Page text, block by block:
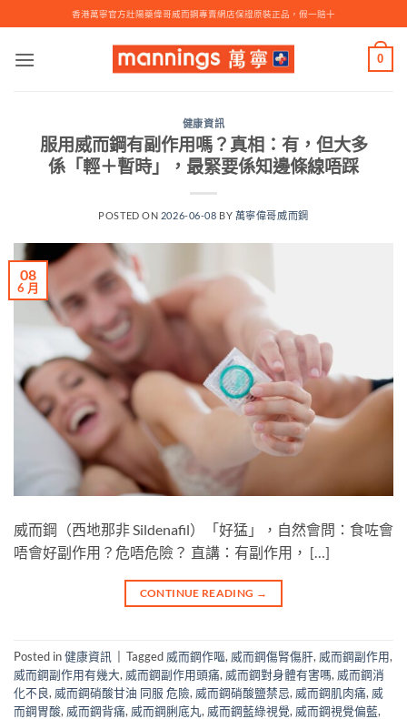
to
content
香港萬寧官方壯陽藥偉哥威而鋼專賣網店保證原裝正品，假一賠十
0
健康資訊
服用威而鋼有副作用嗎？真相：有，但大多
係「輕＋暫時」，最緊要係知邊條線唔踩
POSTED ON 2026-06-08 BY 萬寧偉哥威而鋼
08
6 月
威而鋼（西地那非 Sildenafil）「好猛」，自然會問：食咗會
唔會好副作用？危唔危險？​ 直講：有副作用， […]
CONTINUE READING →
Posted in健康資訊 Tagged 威而鋼作嘔, 威而鋼傷腎傷肝, 威而鋼副作用,
威而鋼副作用有幾大, 威而鋼副作用頭痛, 威而鋼對身體有害嗎, 威而鋼消
化不良, 威而鋼硝酸甘油 同服 危險, 威而鋼硝酸鹽禁忌, 威而鋼肌肉痛, 威
而鋼胃酸, 威而鋼背痛, 威而鋼脷底丸, 威而鋼藍綠視覺, 威而鋼視覺偏藍,